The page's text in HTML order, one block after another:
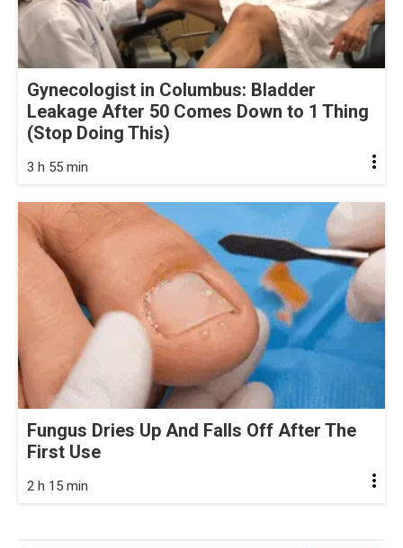
Gynecologist in Columbus: Bladder
Leakage After 50 Comes Down to 1 Thing
(Stop Doing This)
3 h 55 min
Fungus Dries Up And Falls Off After The
First Use
2 h 15 min